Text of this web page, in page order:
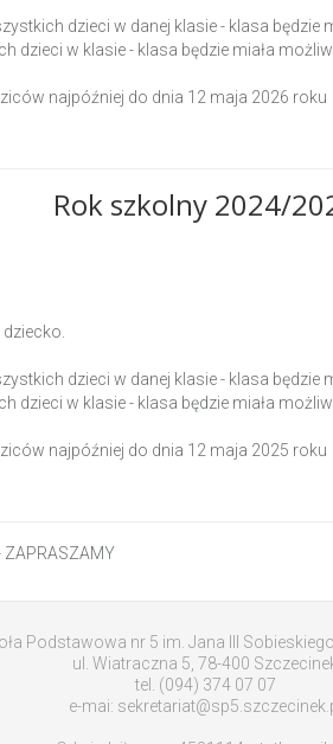
dzieci w danej klasie - klasa
dzieci w klasie - klasa będzie miała
najpóźniej do dnia 12 maja 2026 roku
Rok szkolny 2024/
dzieci w danej klasie - klasa
dzieci w klasie - klasa będzie miała
najpóźniej do dnia 12 maja 2025 roku
Podstawowa nr 5 im. Jana III
ul. Wiatraczna 5, 78-400
tel. (094) 374 07 07
e-mai: